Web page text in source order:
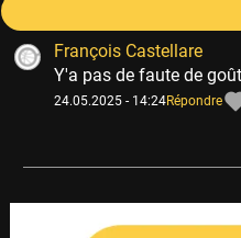
François Castellare
Y'a pas de faute de
24.05.2025 - 14:24Répondre